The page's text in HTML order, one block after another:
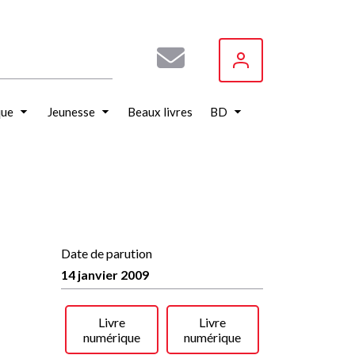
Jeunesse Beaux livres BD
Date de parution
14 janvier 2009
Livre
numérique
Livre
numérique